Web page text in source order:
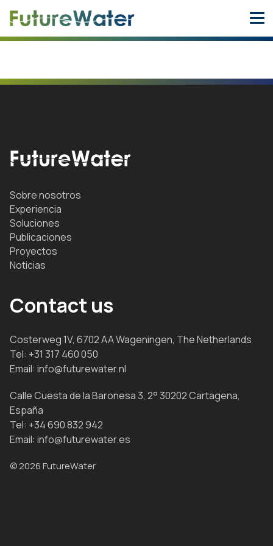
Sobre nosotros
Experiencia
Soluciones
Publicaciones
Proyectos
Noticias
Contact us
Costerweg 1V, 6702 AA Wageningen, The Netherlands
Tel: +31 317 460 050
Email: info@futurewater.nl
Calle Cuesta de la Baronesa 3, 2° 30202 Cartagena,
España
Tel: +34 690 832 942
Email: info@futurewater.es
© 2026 FutureWater